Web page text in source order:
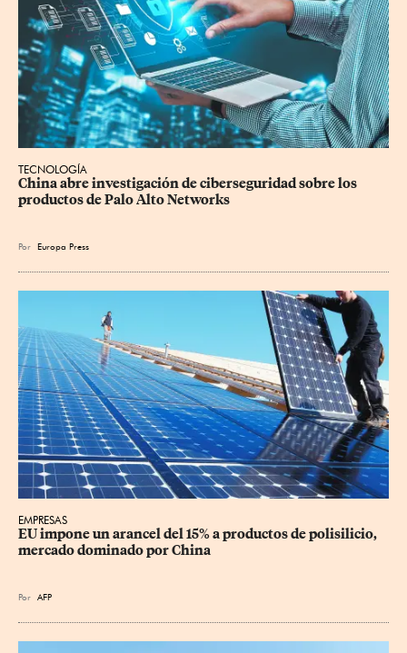
TECNOLOGÍA
China abre investigación de ciberseguridad sobre los
productos de Palo Alto Networks
Por Europa Press
EMPRESAS
EU impone un arancel del 15% a productos de polisilicio,
mercado dominado por China
Por AFP